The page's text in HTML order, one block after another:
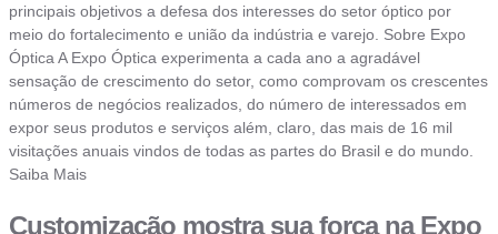
principais objetivos a defesa dos interesses do setor óptico por
meio do fortalecimento e união da indústria e varejo. Sobre Expo
Óptica A Expo Óptica experimenta a cada ano a agradável
sensação de crescimento do setor, como comprovam os crescentes
números de negócios realizados, do número de interessados em
expor seus produtos e serviços além, claro, das mais de 16 mil
visitações anuais vindos de todas as partes do Brasil e do mundo.
Saiba Mais
Customização mostra sua força na Expo